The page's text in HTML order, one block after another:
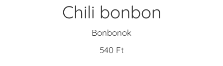
Chili bonbon
Bonbonok
540 Ft